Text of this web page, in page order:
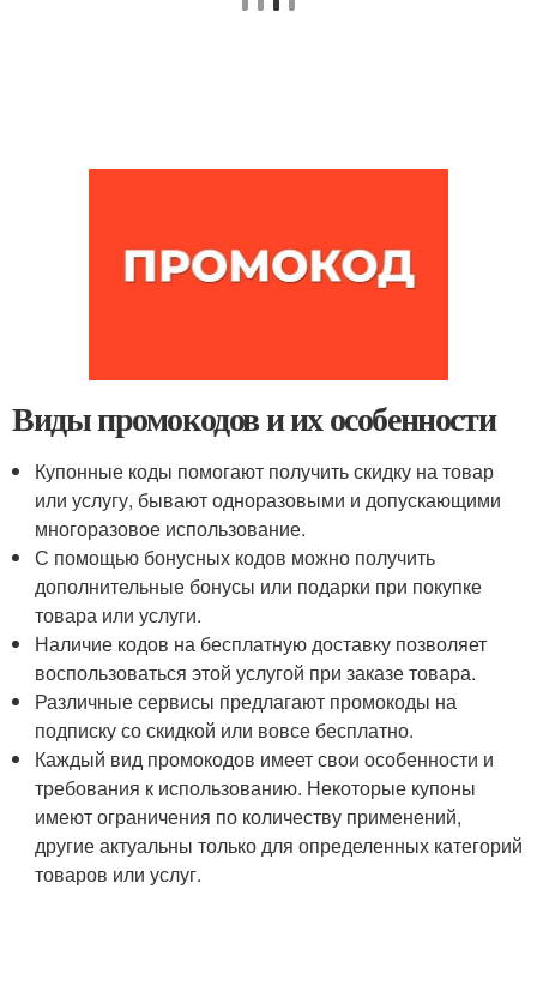
Виды промокодов и их особенности
Купонные коды помогают получить скидку на товар
или услугу, бывают одноразовыми и допускающими
многоразовое использование.
С помощью бонусных кодов можно получить
дополнительные бонусы или подарки при покупке
товара или услуги.
Наличие кодов на бесплатную доставку позволяет
воспользоваться этой услугой при заказе товара.
Различные сервисы предлагают промокоды на
подписку со скидкой или вовсе бесплатно.
Каждый вид промокодов имеет свои особенности и
требования к использованию. Некоторые купоны
имеют ограничения по количеству применений,
другие актуальны только для определенных категорий
товаров или услуг.